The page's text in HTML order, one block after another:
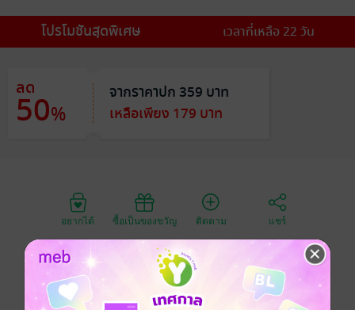
โปรโมชันสุดพิเศษ เวลาที่เหลือ 22 วัน
ลด
50%
จากราคาปก 359 บาท
เหลือเพียง 179 บาท
อยากได้ ซื้อเป็นของขวัญ ติดตาม แชร์
การอ่านนิยายและด่าทอตัวละครทำให้ได้เข้าสู่โลกของ
นิยายกลายเป็นมารดาของนางร้ายตัวน้อย